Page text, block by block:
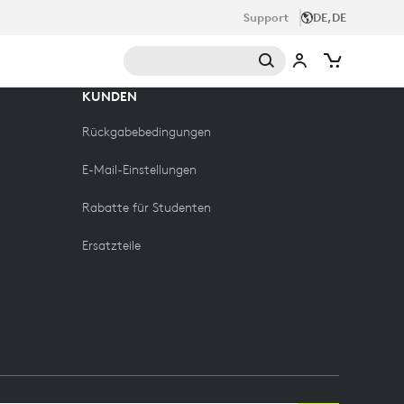
Support DE,DE
KUNDEN
Rückgabebedingungen
E-Mail-Einstellungen
Rabatte für Studenten
Ersatzteile